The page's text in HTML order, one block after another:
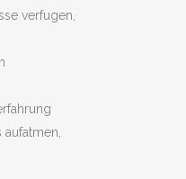
verfugen,